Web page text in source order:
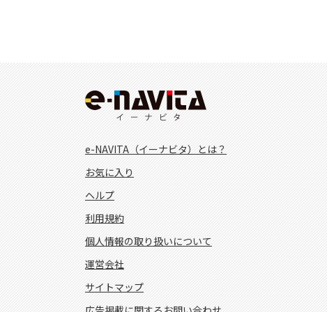
e-NAVITA（イーナビタ）とは？
お気に入り
ヘルプ
利用規約
個人情報の取り扱いについて
運営会社
サイトマップ